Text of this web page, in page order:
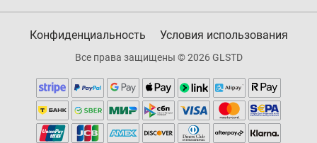
Конфиденциальность Условия использования
Все права защищены © 2026 GLSTD